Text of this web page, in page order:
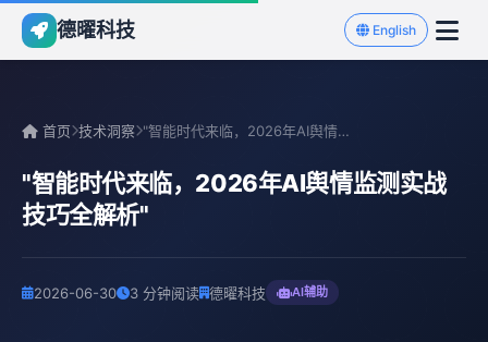
德曜科技 English
首页 技术洞察 "智能时代来临，2026年AI舆情监测实战技巧全解析"
"智能时代来临，2026年AI舆情监测实战
技巧全解析"
2026-06-30 3 分钟阅读 德曜科技 AI辅助